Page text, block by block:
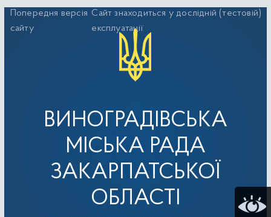
Перейти
до
Попередня версія
сайту
Сайт знаходиться у дослідній (тестовій)
експлуатації
ВИНОГРАДІВСЬКА
МІСЬКА РАДА
ЗАКАРПАТСЬКОЇ
ОБЛАСТІ